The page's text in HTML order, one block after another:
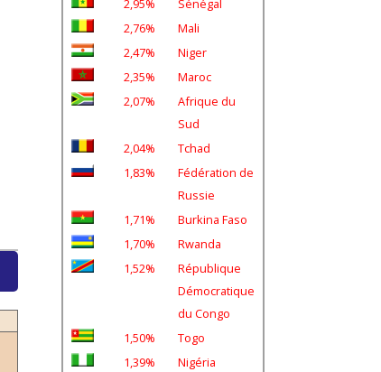
2,95%
Sénégal
2,76%
Mali
2,47%
Niger
2,35%
Maroc
2,07%
Afrique du
Sud
2,04%
Tchad
1,83%
Fédération de
Russie
1,71%
Burkina Faso
1,70%
Rwanda
1,52%
République
Démocratique
du Congo
1,50%
Togo
1,39%
Nigéria